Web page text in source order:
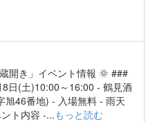
開き」イベント情報 🌞 ###
日(土)10:00～16:00 - 鶴見酒
旭46番地) - 入場無料 - 雨天
ト内容 -...もっと読む